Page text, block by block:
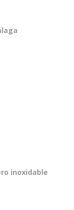
inoxidable